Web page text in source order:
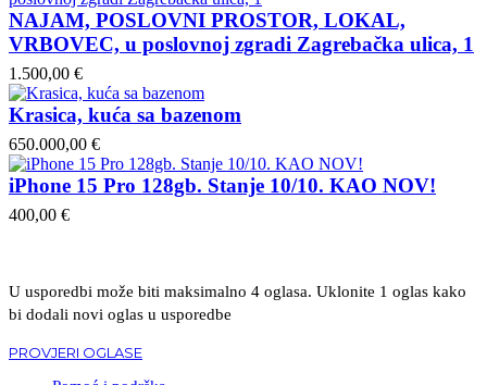
NAJAM, POSLOVNI PROSTOR, LOKAL,
VRBOVEC, u poslovnoj zgradi Zagrebačka ulica, 1
1.500,00 €
Krasica, kuća sa bazenom
650.000,00 €
iPhone 15 Pro 128gb. Stanje 10/10. KAO NOV!
400,00 €
U usporedbi može biti maksimalno 4 oglasa. Uklonite 1 oglas kako
bi dodali novi oglas u usporedbe
PROVJERI OGLASE